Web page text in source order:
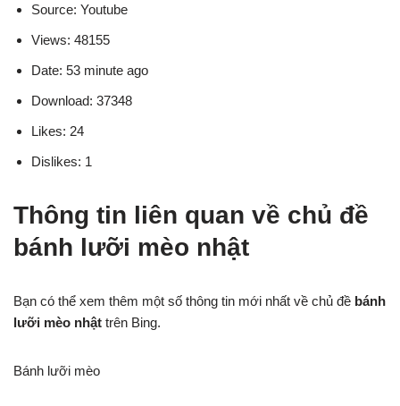
Source: Youtube
Views: 48155
Date: 53 minute ago
Download: 37348
Likes: 24
Dislikes: 1
Thông tin liên quan về chủ đề
bánh lưỡi mèo nhật
Bạn có thể xem thêm một số thông tin mới nhất về chủ đề bánh
lưỡi mèo nhật trên Bing.
Bánh lưỡi mèo